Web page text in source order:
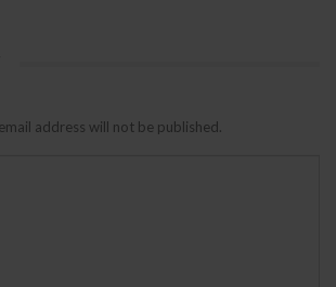
address will not be published.